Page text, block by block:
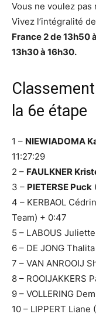
Vous ne voulez
Vivez l’intégralité
France 2 de 13h50
13h30 à 16h30.
la 6e étape
1 – NIEWIADOMA
11:27:29
2 – FAULKNER
3 – PIETERSE Puck
4 – KERBAOL
Team) + 0:47
5 – LABOUS
6 – DE JONG
7 – VAN ANROOIJ
8 – ROOIJAKKERS
9 – VOLLERING
10 – LIPPERT